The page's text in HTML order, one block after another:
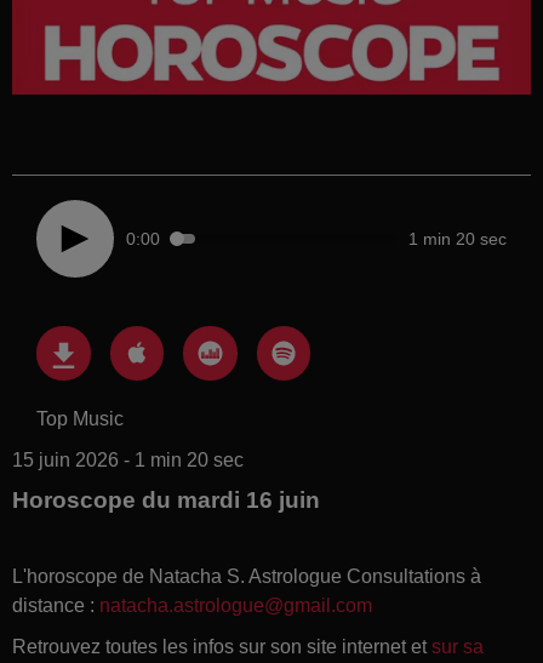
0:00 1 min 20 sec
Top Music
15 juin 2026 - 1 min 20 sec
Horoscope du mardi 16 juin
L'horoscope de Natacha S. Astrologue Consultations à
distance : natacha.astrologue@gmail.com
Retrouvez toutes les infos sur son site internet et sur sa